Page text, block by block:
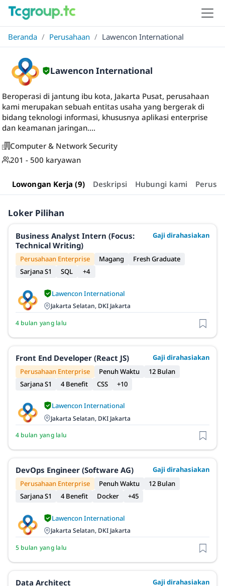
Beranda / Perusahaan / Lawencon International
Lawencon International
Beroperasi di jantung ibu kota, Jakarta Pusat, perusahaan
kami merupakan sebuah entitas usaha yang bergerak di
bidang teknologi informasi, khususnya aplikasi enterprise
dan keamanan jaringan....
Computer & Network Security
201 - 500 karyawan
Lowongan Kerja (9) Deskripsi Hubungi kami
Loker Pilihan
Business Analyst Intern (Focus:
Technical Writing)
Gaji dirahasiakan
Perusahaan Enterprise Magang
Fresh Graduate
Sarjana S1
SQL +4
Lawencon International
Jakarta Selatan, DKI Jakarta
4 bulan yang lalu
Front End Developer (React JS)
Gaji dirahasiakan
Perusahaan Enterprise
Penuh Waktu
12 Bulan
Sarjana S1
4 Benefit CSS +10
Lawencon International
Jakarta Selatan, DKI Jakarta
4 bulan yang lalu
DevOps Engineer (Software AG)
Gaji dirahasiakan
Perusahaan Enterprise
Penuh Waktu
12 Bulan
Sarjana S1
4 Benefit Docker +45
Lawencon International
Jakarta Selatan, DKI Jakarta
5 bulan yang lalu
Data Architect
Gaji dirahasiakan